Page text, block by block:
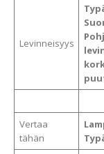
Levinneisyys
Vertaa
tähän